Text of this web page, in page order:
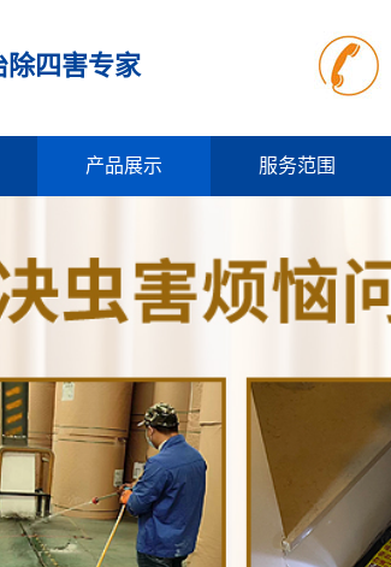
除四害专家
产品展示 服务范围